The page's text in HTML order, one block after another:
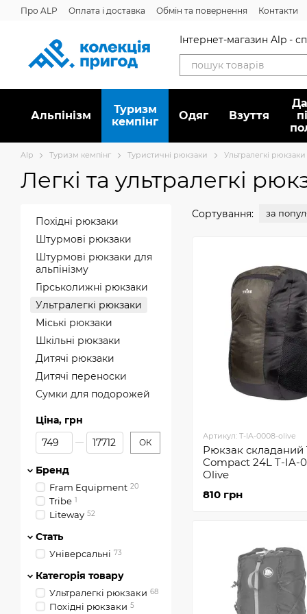
Перейти до основного контенту
Про ALP Оплата і доставка Обмін та повернення Контакти
Інтернет-магазин Alp -
Альпінізм
Туризм
кемпінг
Oдяг Взуття
Alp Туризм кемпінг Туристичні рюкзаки Ультралегкі рюкзаки
Легкі та ультралегкі
Сортування: за
Артикул: T-IA-0008-olive
Рюкзак складаний
Compact 24L T-IA-
Olive
810 грн
Похідні рюкзаки
Штурмові рюкзаки
Штурмові рюкзаки для
альпінізму
Гірськолижні рюкзаки
Ультралегкі рюкзаки
Міські рюкзаки
Шкільні рюкзаки
Дитячі рюкзаки
Дитячі переноски
Сумки для подорожей
Ціна, грн
Від Ціна, грн
До Ціна, грн ОК
Бренд
Fram Equipment 20
Tribe 1
Liteway 52
Стать
Універсальні 73
Категорія товару
Ультралегкі рюкзаки 68
Похідні рюкзаки 5